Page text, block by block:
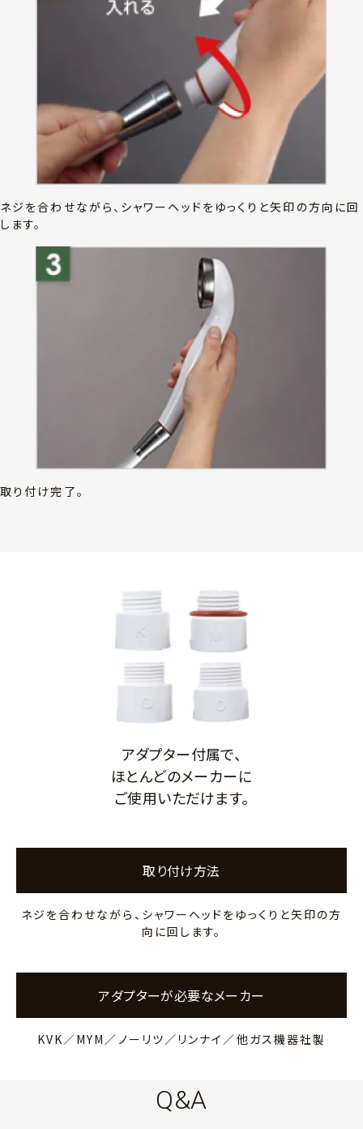
ネジを合わせながら、シャワーヘッドをゆっくりと矢印の方向に回
します。
取り付け完了。
アダプター付属で、
ほとんどのメーカーに
ご使用いただけます。
取り付け方法
ネジを合わせながら、シャワーヘッドをゆっくりと矢印の方
向に回します。
アダプターが必要なメーカー
KVK／MYM／ノーリツ／リンナイ／他ガス機器社製
Q&A